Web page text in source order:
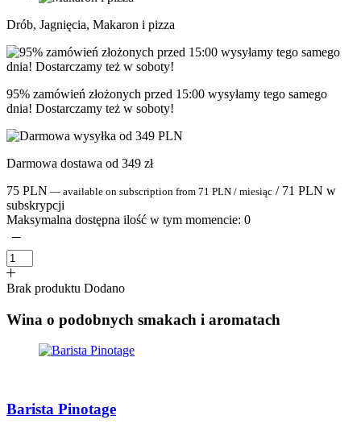
Drób, Jagnięcia, Makaron i pizza
95% zamówień złożonych przed 15:00 wysyłamy tego samego
dnia! Dostarczamy też w soboty!
Darmowa dostawa od 349 zł
75 PLN — available on subscription from 71 PLN / miesiąc / 71 PLN w
subskrypcji
Maksymalna dostępna ilość w tym momencie: 0
Brak produktu Dodano
Wina o podobnych smakach i aromatach
Barista Pinotage